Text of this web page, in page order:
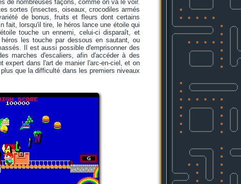
de nombreuses façons, comme on va le voir.
sortes (insectes, oiseaux, crocodiles armés
de bonus, fruits et fleurs dont certains
fait, lorsqu'il tire, le héros lance une étoile qui
touche un ennemi, celui-ci disparaît, et
les touche par dessous en sautant, ou
Il est aussi possible d'emprisonner des
marches d'escaliers, afin d'accéder à des
expert dans l'art de manier l'arc-en-ciel, et on
que la difficulté dans les premiers niveaux